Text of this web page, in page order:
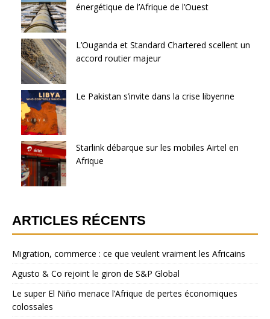
énergétique de l’Afrique de l’Ouest
L’Ouganda et Standard Chartered scellent un
accord routier majeur
Le Pakistan s’invite dans la crise libyenne
Starlink débarque sur les mobiles Airtel en
Afrique
ARTICLES RÉCENTS
Migration, commerce : ce que veulent vraiment les Africains
Agusto & Co rejoint le giron de S&P Global
Le super El Niño menace l’Afrique de pertes économiques
colossales